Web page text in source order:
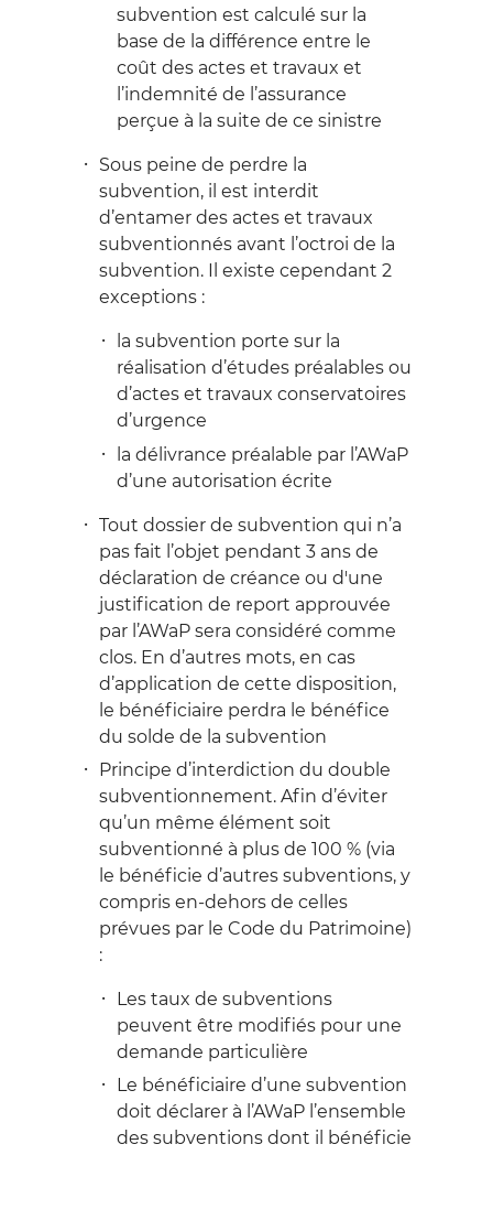
subvention est calculé sur la
base de la différence entre le
coût des actes et travaux et
l’indemnité de l’assurance
perçue à la suite de ce sinistre
Sous peine de perdre la
subvention, il est interdit
d’entamer des actes et travaux
subventionnés avant l’octroi de la
subvention. Il existe cependant 2
exceptions :
la subvention porte sur la
réalisation d’études préalables ou
d’actes et travaux conservatoires
d’urgence
la délivrance préalable par l’AWaP
d’une autorisation écrite
Tout dossier de subvention qui n’a
pas fait l’objet pendant 3 ans de
déclaration de créance ou d'une
justification de report approuvée
par l’AWaP sera considéré comme
clos. En d’autres mots, en cas
d’application de cette disposition,
le bénéficiaire perdra le bénéfice
du solde de la subvention
Principe d’interdiction du double
subventionnement. Afin d’éviter
qu’un même élément soit
subventionné à plus de 100 % (via
le bénéficie d’autres subventions, y
compris en-dehors de celles
prévues par le Code du Patrimoine)
:
Les taux de subventions
peuvent être modifiés pour une
demande particulière
Le bénéficiaire d’une subvention
doit déclarer à l’AWaP l’ensemble
des subventions dont il bénéficie